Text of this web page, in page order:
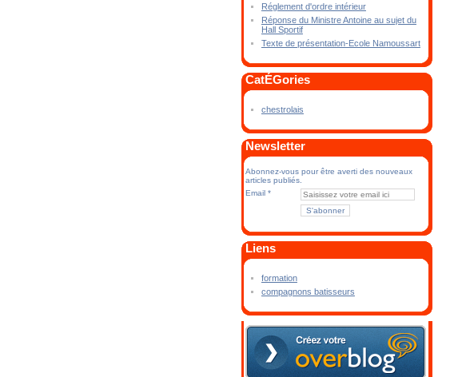
Réglement d'ordre intérieur
Réponse du Ministre Antoine au sujet du
Hall Sportif
Texte de présentation-Ecole Namoussart
CatÉGories
chestrolais
Newsletter
Abonnez-vous pour être averti des nouveaux
articles publiés.
Email
Liens
formation
compagnons batisseurs